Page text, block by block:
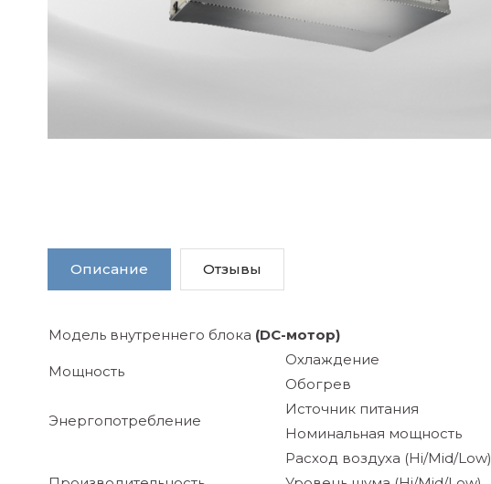
Описание Отзывы
Модель внутреннего блока (DC-мотор)
Мощность
Охлаждение
Обогрев
Энергопотребление
Источник питания
Номинальная мощность
Расход воздуха (Hi/Mid/Low)